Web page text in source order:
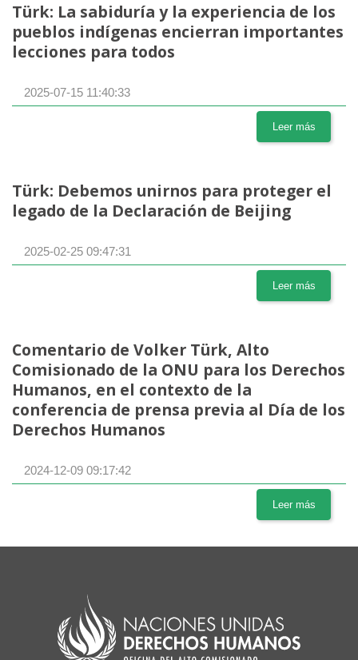
Türk: La sabiduría y la experiencia de los
pueblos indígenas encierran importantes
lecciones para todos
2025-07-15 11:40:33
Leer más
Türk: Debemos unirnos para proteger el
legado de la Declaración de Beijing
2025-02-25 09:47:31
Leer más
Comentario de Volker Türk, Alto
Comisionado de la ONU para los Derechos
Humanos, en el contexto de la
conferencia de prensa previa al Día de los
Derechos Humanos
2024-12-09 09:17:42
Leer más